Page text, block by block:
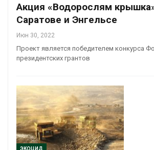
Акция «Водорослям
Саратове и Энгельсе
Июн 30, 2022
Проект является победителем конкурса
президентских грантов
ЭКОЦИД